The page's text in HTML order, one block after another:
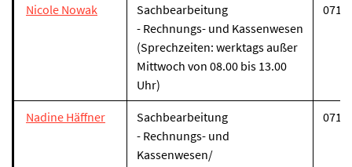
Nicole Nowak
Sachbearbeitung
- Rechnungs- und Kassenwesen
(Sprechzeiten: werktags außer
Mittwoch von 08.00 bis 13.00
Uhr)
Nadine Häffner
Sachbearbeitung
- Rechnungs- und
Kassenwesen/